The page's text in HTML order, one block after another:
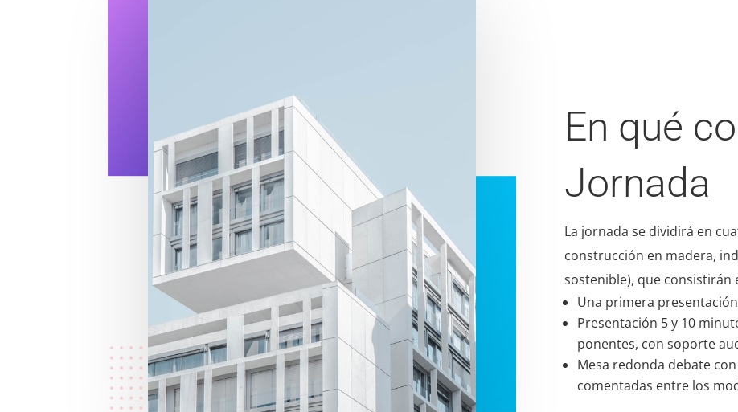
En qué
Jornada
La jornada se dividirá en
construcción en madera,
sostenible), que consistirán
Una primera
Presentación 5 y 10
ponentes, con soporte
Mesa redonda debate
comentadas entre los